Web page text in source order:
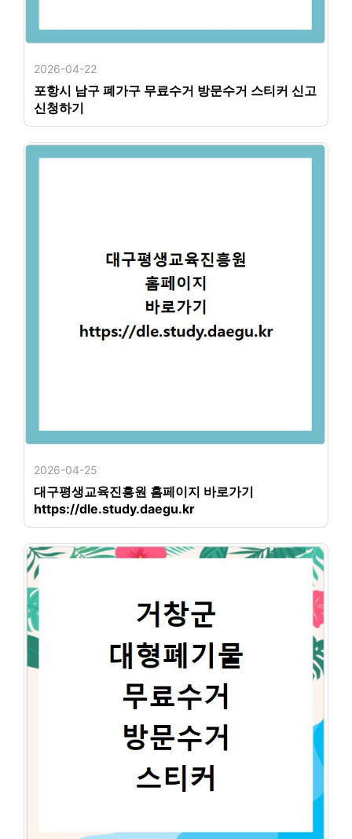
2026-04-22
포항시 남구 폐가구 무료수거 방문수거 스티커 신고
신청하기
2026-04-25
대구평생교육진흥원 홈페이지 바로가기
https://dle.study.daegu.kr